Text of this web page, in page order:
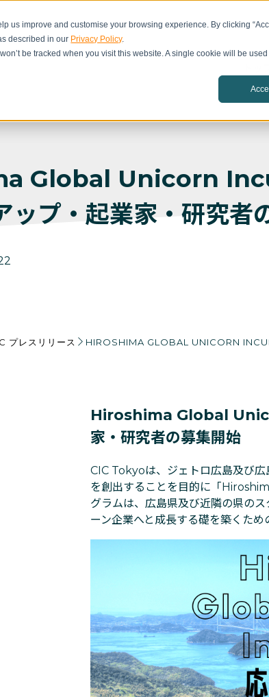
us improve and customise your browsing experience. By clicking
described in our Privacy Policy.
be tracked when you visit this website. A single cookie will be
Global Unicorn
ップ・起業家・研究者
プレスリリース HIROSHIMA GLOBAL UNICORN
Hiroshima Global
家・研究者の募集開始
CIC Tokyoは、ジェトロ広島及び
を創出することを目的に「
グラムは、広島県及び近隣の県の
ーン企業へと成長する礎を築くため